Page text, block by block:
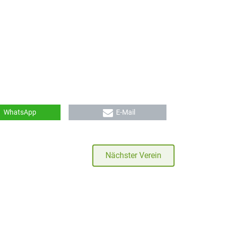
WhatsApp E-Mail
Nächster Verein